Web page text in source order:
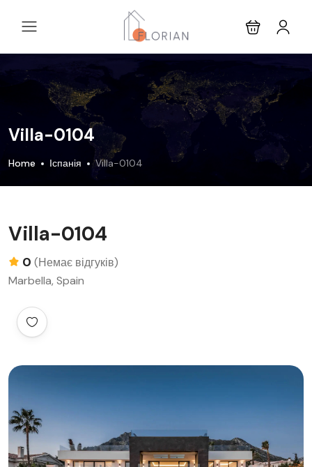
Villa-0104
Home Іспанія Villa-0104
Villa-0104
0 (Немає відгуків)
Marbella, Spain